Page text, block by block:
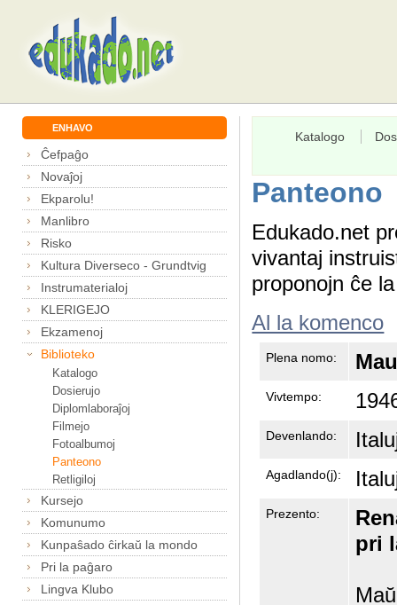
ENHAVO
Ĉefpaĝo
Novaĵoj
Ekparolu!
Manlibro
Risko
Kultura Diverseco - Grundtvig
Instrumaterialoj
KLERIGEJO
Ekzamenoj
Biblioteko
Katalogo
Dosierujo
Diplomlaboraĵoj
Filmejo
Fotoalbumoj
Panteono
Retligiloj
Kursejo
Komunumo
Kunpaŝado ĉirkaŭ la mondo
Pri la paĝaro
Lingva Klubo
Katalogo
Panteono
Edukado.net
vivantaj
proponojn ĉe
Al la komenco
Plena nomo:
Vivtempo:
Devenlando:
Agadlando(j):
Prezento:
pri